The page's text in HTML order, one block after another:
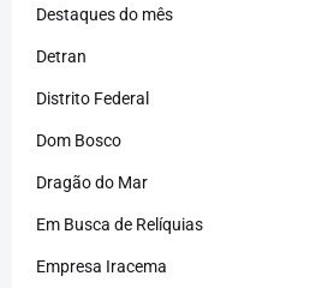
Destaques do mês
Detran
Distrito Federal
Dom Bosco
Dragão do Mar
Em Busca de Relíquias
Empresa Iracema